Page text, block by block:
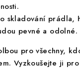
skladování prádla,
pevné a odolné.
pro všechny,
Vyzkoušejte ji